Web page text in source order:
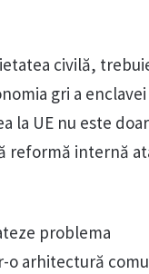
civilă,
gri a enclavei
la UE nu este
reformă internă
problema
o arhitectură